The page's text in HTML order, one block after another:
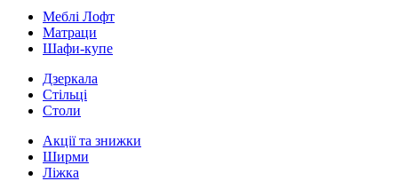
Меблі Лофт
Матраци
Шафи-купе
Дзеркала
Стільці
Столи
Акції та знижки
Ширми
Ліжка